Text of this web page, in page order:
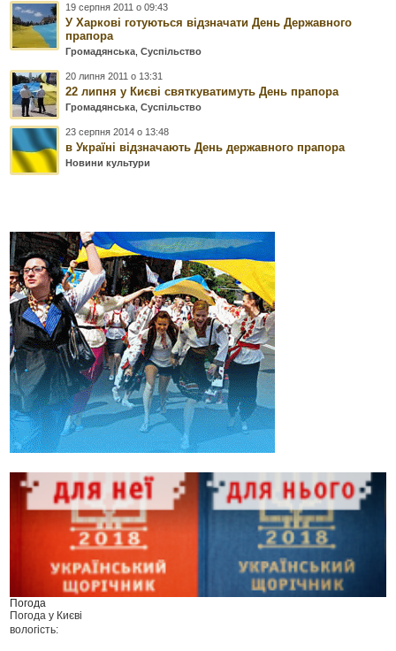
19 серпня 2011 о 09:43
У Харкові готуються відзначати День Державного
прапора
Громадянська ,Суспільство
20 липня 2011 о 13:31
22 липня у Києві святкуватимуть День прапора
Громадянська ,Суспільство
23 серпня 2014 о 13:48
в Україні відзначають День державного прапора
Новини культури
Погода
Погода у Києві
вологість: